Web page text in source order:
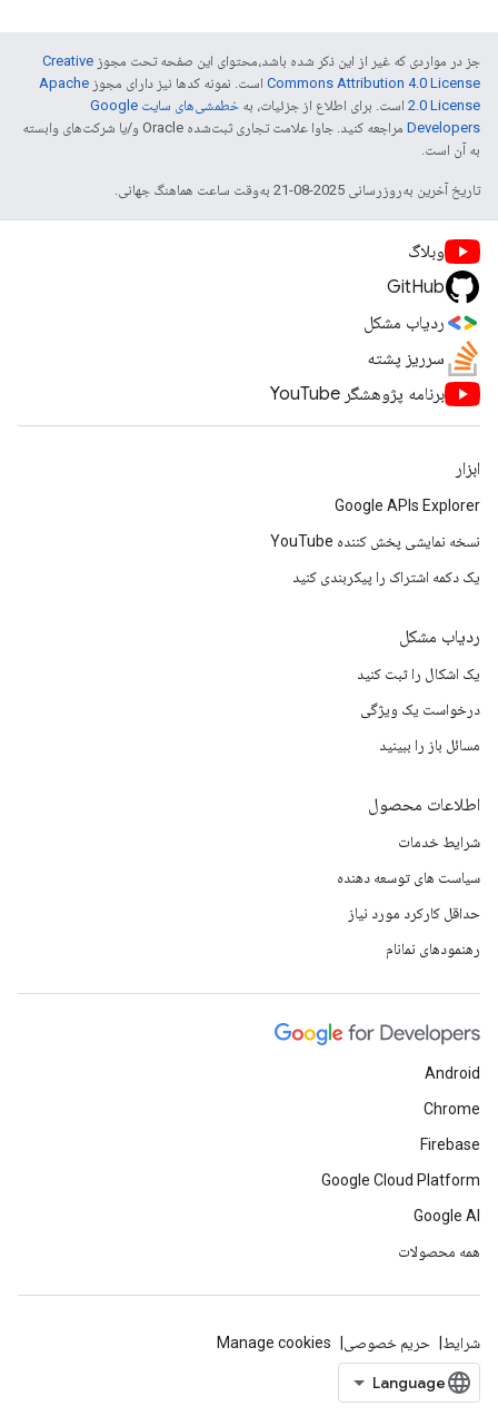
جز در مواردی که غیر از این ذکر شده باشد،‌محتوای این صفحه تحت مجوز Creative
Commons Attribution 4.0 License است. نمونه کدها نیز دارای مجوز Apache
2.0 License است. برای اطلاع از جزئیات، به
خطمشی‌های سایت Google
Developers‏
مراجعه کنید. جاوا علامت تجاری ثبت‌شده Oracle و/یا شرکت‌های وابسته
به آن است.
تاریخ آخرین به‌روزرسانی 2025-08-21 به‌وقت ساعت هماهنگ جهانی.
وبلاگ
GitHub
ردیاب مشکل
سرریز پشته
برنامه پژوهشگر YouTube
ابزار
Google APIs Explorer
نسخه نمایشی پخش کننده YouTube
یک دکمه اشتراک را پیکربندی کنید
ردیاب مشکل
یک اشکال را ثبت کنید
درخواست یک ویژگی
مسائل باز را ببینید
اطلاعات محصول
شرایط خدمات
سیاست های توسعه دهنده
حداقل کارکرد مورد نیاز
رهنمودهای نمانام
Android
Chrome
Firebase
Google Cloud Platform
Google AI
همه محصولات
شرایط حریم خصوصی Manage cookies